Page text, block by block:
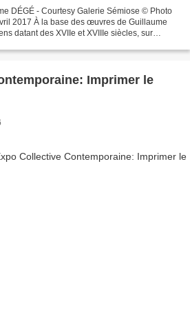
DÉGÉ - Courtesy Galerie Sémiose © Photo
2017 À la base des œuvres de Guillaume
datant des XVIIe et XVIIIe siècles, sur
Imprimer le